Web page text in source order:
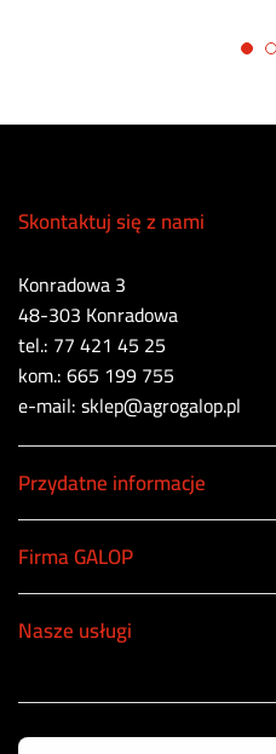
Skontaktuj się z nami
Konradowa 3
48-303 Konradowa
tel.: 77 421 45 25
kom.: 665 199 755
e-mail: sklep@agrogalop.pl
Przydatne informacje
Firma GALOP
Nasze usługi